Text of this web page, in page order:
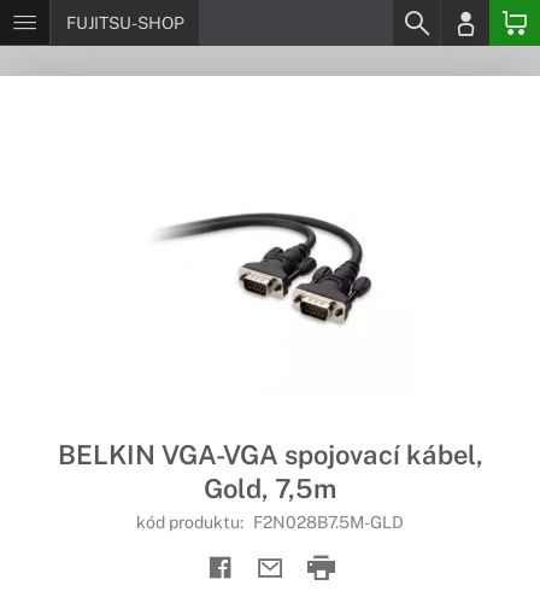
FUJITSU-SHOP
BELKIN VGA-VGA spojovací kábel,
Gold, 7,5m
kód produktu: F2N028B7.5M-GLD